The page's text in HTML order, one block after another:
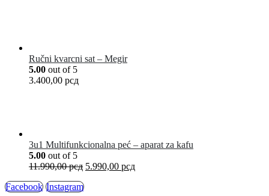
Ručni kvarcni sat – Megir
5.00 out of 5
3.400,00 рсд
3u1 Multifunkcionalna peć – aparat za kafu
5.00 out of 5
11.990,00рсд 5.990,00 рсд
Facebook Instagram